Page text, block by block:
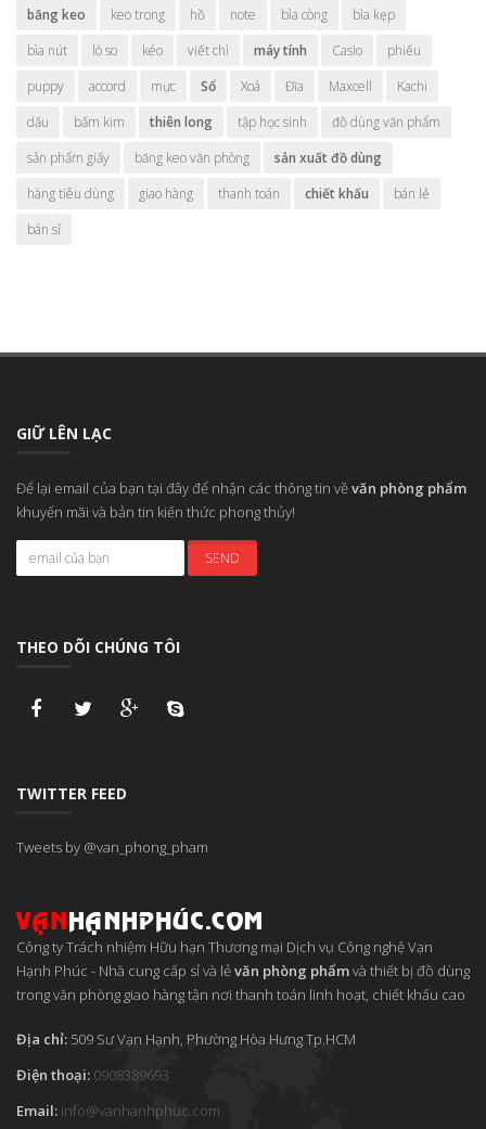
băng keo
keo trong hồ note bìa còng
bìa kẹp
bìa nút
lò so kéo viết chì máy tính Casio
phiếu
puppy
accord mực Sổ Xoá Đĩa Maxcell
Kachi
dấu
bấm kim thiên long tập học sinh
đồ dùng văn phẩm
sản phẩm giấy
băng keo văn phòng
sản xuất đồ dùng
hàng tiêu dùng
giao hàng thanh toán chiết khấu
bán lẻ
bán sỉ
GIỮ LÊN LẠC
Để lại email của bạn tại đây để nhận các thông tin vềvăn phòng phẩm
khuyến mãi và bản tin kiến thức phong thủy!
THEO DÕI CHÚNG TÔI
TWITTER FEED
Tweets by @van_phong_pham
Công ty Trách nhiệm Hữu hạn Thương mại Dịch vụ Công nghệ Vạn
Hạnh Phúc - Nhà cung cấp sỉ và lẻvăn phòng phẩmvà thiết bị đồ dùng
trong văn phòng giao hàng tận nơi thanh toán linh hoạt, chiết khấu cao
Địa chỉ: 509 Sư Vạn Hạnh, Phường Hòa HưngTp.HCM
Điện thoại: 0908389693
Email: info@vanhanhphuc.com